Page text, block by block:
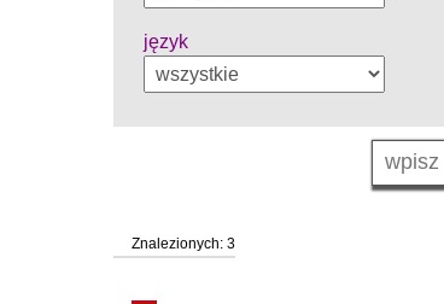
język
Znalezionych: 3